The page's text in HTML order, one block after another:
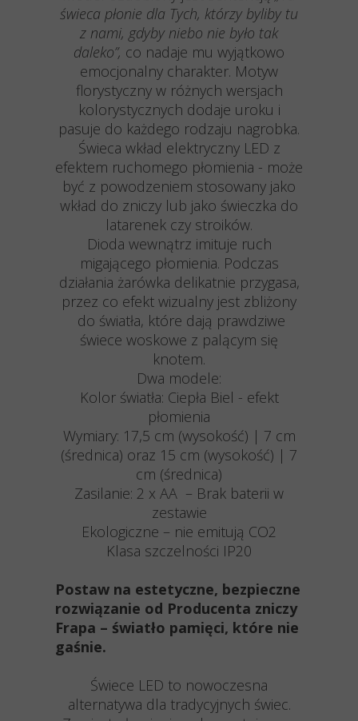
świeca płonie dla Tych, którzy byliby tu
z nami, gdyby niebo nie było tak
daleko”, co nadaje mu wyjątkowo
emocjonalny charakter. Motyw
florystyczny w różnych wersjach
kolorystycznych dodaje uroku i
pasuje do każdego rodzaju nagrobka.
Świeca wkład elektryczny LED z
efektem ruchomego płomienia - może
być z powodzeniem stosowany jako
wkład do zniczy lub jako świeczka do
latarenek czy stroików.
Dioda wewnątrz imituje ruch
migającego płomienia. Podczas
działania żarówka delikatnie przygasa,
przez co efekt wizualny jest zbliżony
do światła, które dają prawdziwe
świece woskowe z palącym się
knotem.
Dwa modele:
Kolor światła: Ciepła Biel - efekt
płomienia
Wymiary: 17,5 cm (wysokość) | 7 cm
(średnica) oraz 15 cm (wysokość) | 7
cm (średnica)
Zasilanie: 2 x AA – Brak baterii w
zestawie
Ekologiczne – nie emitują CO2
Klasa szczelności IP20
Postaw na estetyczne, bezpieczne
rozwiązanie od Producenta zniczy
Frapa – światło pamięci, które nie
gaśnie.
Świece LED to nowoczesna
alternatywa dla tradycyjnych świec.